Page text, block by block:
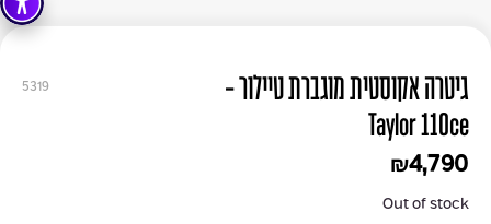
5319
גיטרה אקוסטית מוגברת טיילור -
Taylor 110ce
₪4,790
Out of stock